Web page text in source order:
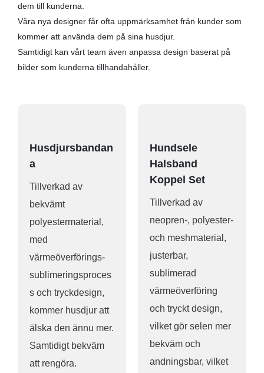
dem till kunderna.
Våra nya designer får ofta uppmärksamhet från kunder som
kommer att använda dem på sina husdjur.
Samtidigt kan vårt team även anpassa design baserat på
bilder som kunderna tillhandahåller.
Husdjursbandan
a
Tillverkad av
bekvämt
polyestermaterial,
med
värmeöverförings-
sublimeringsproces
s och tryckdesign,
kommer husdjur att
älska den ännu mer.
Samtidigt bekväm
att rengöra.
Hundsele
Halsband
Koppel Set
Tillverkad av
neopren-, polyester-
och meshmaterial,
justerbar,
sublimerad
värmeöverföring
och tryckt design,
vilket gör selen mer
bekväm och
andningsbar, vilket